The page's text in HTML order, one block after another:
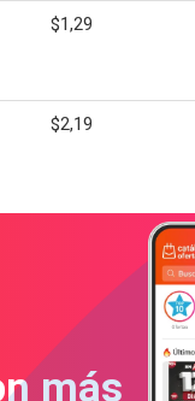
$1,29
$2,19
más